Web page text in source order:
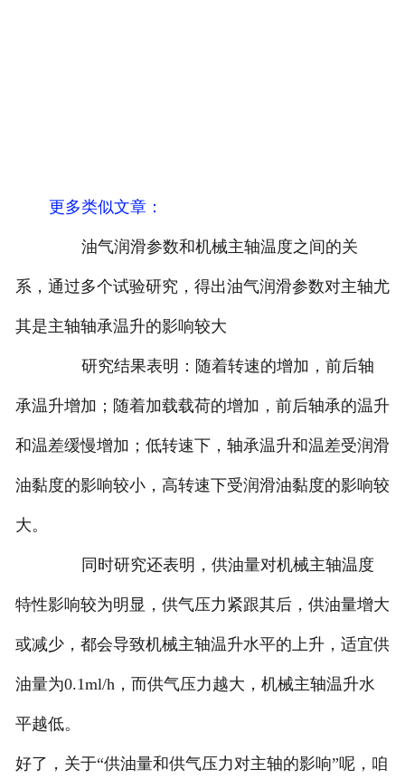
更多类似文章：
油气润滑参数和机械主轴温度之间的关
系，通过多个试验研究，得出油气润滑参数对主轴尤
其是主轴轴承温升的影响较大
研究结果表明：随着转速的增加，前后轴
承温升增加；随着加载载荷的增加，前后轴承的温升
和温差缓慢增加；低转速下，轴承温升和温差受润滑
油黏度的影响较小，高转速下受润滑油黏度的影响较
大。
同时研究还表明，供油量对机械主轴温度
特性影响较为明显，供气压力紧跟其后，供油量增大
或减少，都会导致机械主轴温升水平的上升，适宜供
油量为0.1ml/h，而供气压力越大，机械主轴温升水
平越低。
好了，关于“供油量和供气压力对主轴的影响”呢，咱